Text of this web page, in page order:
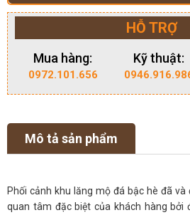
HỖ TRỢ
Mua hàng:
0972.101.656
Kỹ thuật:
Mô tả sản phẩm
Phối cảnh khu lăng mộ đá bậc hè đã
quan tâm đặc biệt của khách hàng bởi